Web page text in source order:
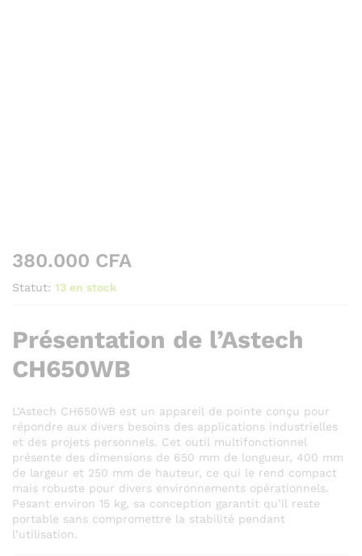
380.000 CFA
Statut: 13 en stock
Présentation de l’Astech
CH650WB
L’Astech CH650WB est un appareil de pointe conçu pour
répondre aux divers besoins des applications industrielles
et des projets personnels. Cet outil multifonctionnel
présente des dimensions de 650 mm de longueur, 400 mm
de largeur et 250 mm de hauteur, ce qui le rend compact
mais robuste pour divers environnements opérationnels.
Pesant environ 15 kg, sa conception garantit qu’il reste
portable sans compromettre la stabilité pendant
l’utilisation.